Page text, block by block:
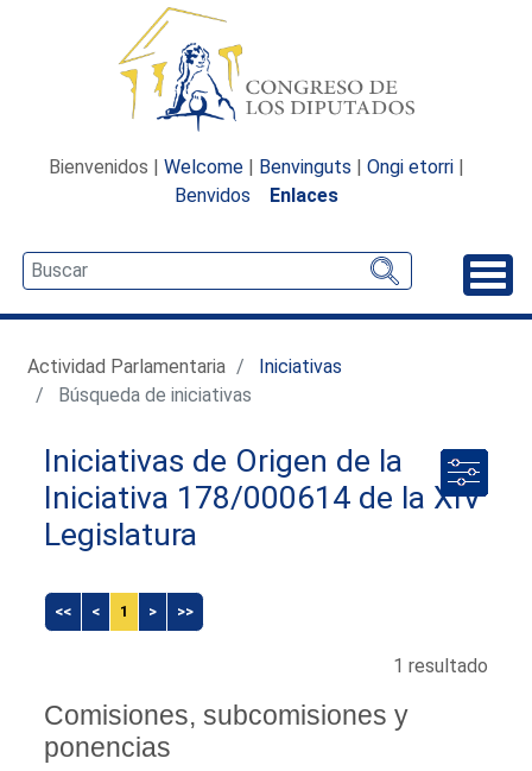
Bienvenidos | Welcome | Benvinguts | Ongi etorri |
Benvidos
Enlaces
Actividad Parlamentaria
Iniciativas
Búsqueda de iniciativas
Iniciativas de Origen de la
Iniciativa 178/000614 de la XIV
Legislatura
<< < 1 > >>
1 resultado
Comisiones, subcomisiones y
ponencias